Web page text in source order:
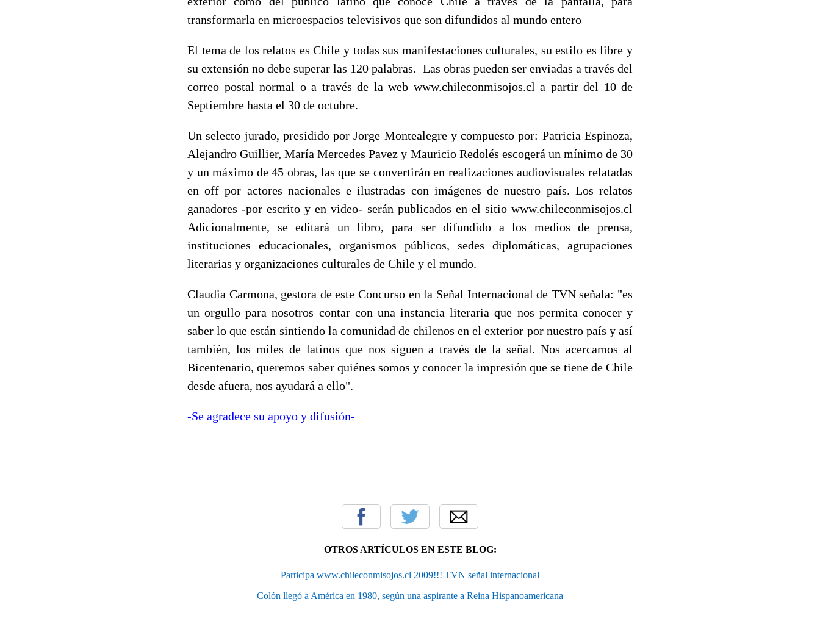
transformarla en microespacios televisivos que son difundidos al mundo entero
El tema de los relatos es Chile y todas sus manifestaciones culturales, su estilo es libre y
su extensión no debe superar las 120 palabras. Las obras pueden ser enviadas a través del
correo postal normal o a través de la web www.chileconmisojos.cl a partir del 10 de
Septiembre hasta el 30 de octubre.
Un selecto jurado, presidido por Jorge Montealegre y compuesto por: Patricia Espinoza,
Alejandro Guillier, María Mercedes Pavez y Mauricio Redolés escogerá un mínimo de 30
y un máximo de 45 obras, las que se convertirán en realizaciones audiovisuales relatadas
en off por actores nacionales e ilustradas con imágenes de nuestro país. Los relatos
ganadores -por escrito y en video- serán publicados en el sitio www.chileconmisojos.cl
Adicionalmente, se editará un libro, para ser difundido a los medios de prensa,
instituciones educacionales, organismos públicos, sedes diplomáticas, agrupaciones
literarias y organizaciones culturales de Chile y el mundo.
Claudia Carmona, gestora de este Concurso en la Señal Internacional de TVN señala: "es
un orgullo para nosotros contar con una instancia literaria que nos permita conocer y
saber lo que están sintiendo la comunidad de chilenos en el exterior por nuestro país y así
también, los miles de latinos que nos siguen a través de la señal. Nos acercamos al
Bicentenario, queremos saber quiénes somos y conocer la impresión que se tiene de Chile
desde afuera, nos ayudará a ello".
-Se agradece su apoyo y difusión-
OTROS ARTÍCULOS EN ESTE BLOG:
Participa www.chileconmisojos.cl 2009!!! TVN señal internacional
Colón llegó a América en 1980, según una aspirante a Reina Hispanoamericana